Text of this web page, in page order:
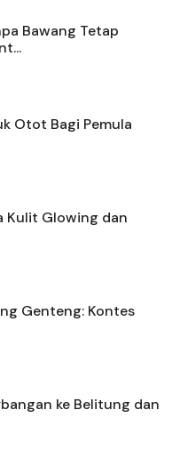
Bawang Tetap
Otot Bagi Pemula
Kulit Glowing dan
Genteng: Kontes
ke Belitung dan